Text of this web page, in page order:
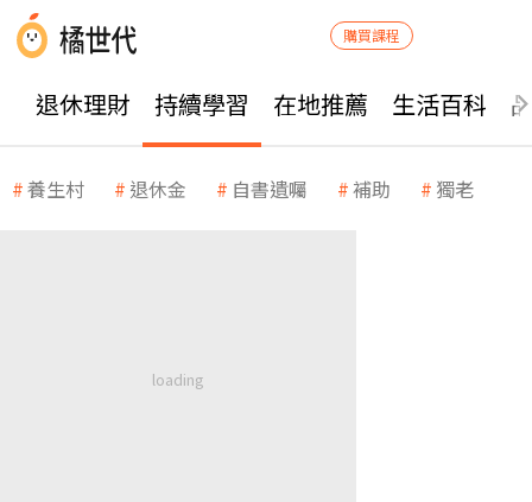
購買課程
退休理財 持續學習 在地推薦 生活百科
養生村 退休金 自書遺囑 補助 獨老